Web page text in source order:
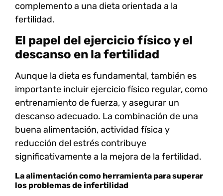
complemento a una dieta orientada a la
fertilidad.
El papel del ejercicio físico y el
descanso en la fertilidad
Aunque la dieta es fundamental, también es
importante incluirejercicio físico regular, como
entrenamiento de fuerza, y asegurar un
descanso adecuado. La combinación de una
buena alimentación, actividad física y
reducción del estrés contribuye
significativamente a la mejora de la fertilidad.
La alimentación como herramienta para superar
los problemas de infertilidad